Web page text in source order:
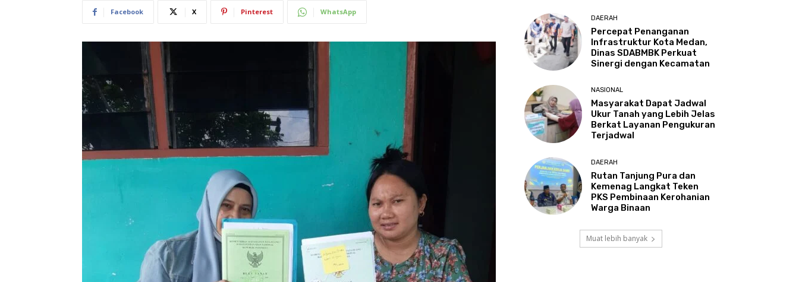
Facebook X Pinterest WhatsApp
DAERAH
Percepat Penanganan
Infrastruktur Kota Medan,
Dinas SDABMBK Perkuat
Sinergi dengan Kecamatan
NASIONAL
Masyarakat Dapat Jadwal
Ukur Tanah yang Lebih Jelas
Berkat Layanan Pengukuran
Terjadwal
DAERAH
Rutan Tanjung Pura dan
Kemenag Langkat Teken
PKS Pembinaan Kerohanian
Warga Binaan
Muat lebih banyak